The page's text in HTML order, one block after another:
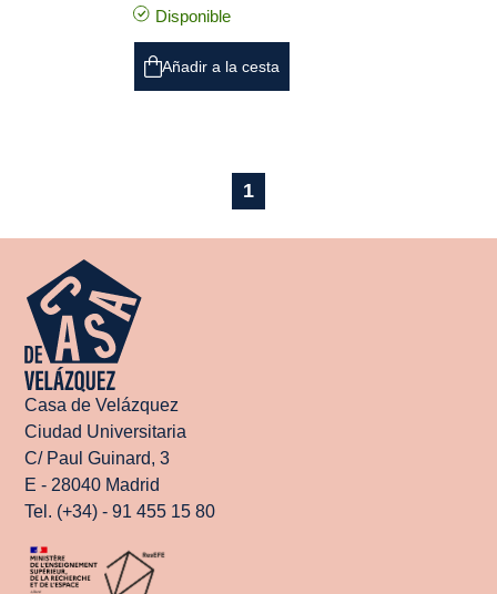
Disponible
Añadir a la cesta
1
Casa de Velázquez
Ciudad Universitaria
C/ Paul Guinard, 3
E - 28040 Madrid
Tel. (+34) - 91 455 15 80